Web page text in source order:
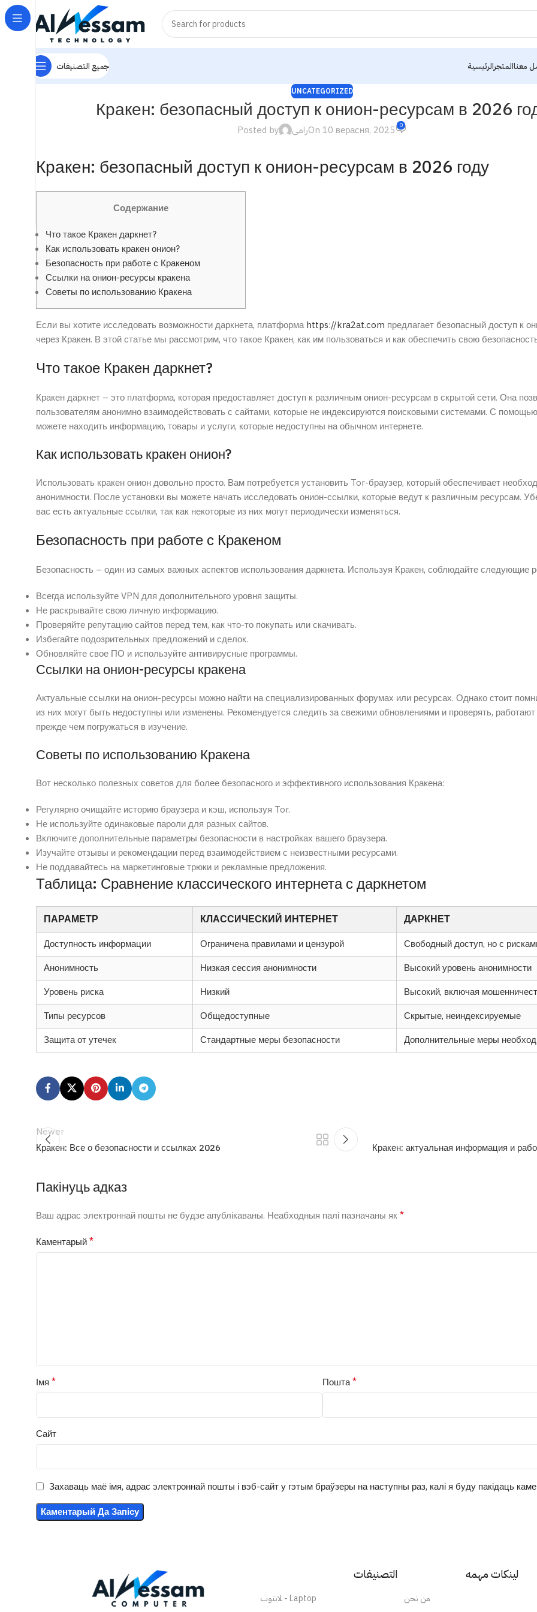
جميع التصنيفات الرئيسيةالمتجرمعنا
UNCATEGORIZED
Кракен: безопасный доступ к онион-ресурсам в 2026
Posted by رامىOn 10 верасня, 2025 0
Кракен: безопасный доступ к онион-ресурсам в 2026 году
Содержание
Что такое Кракен даркнет?
Как использовать кракен онион?
Безопасность при работе с Кракеном
Ссылки на онион-ресурсы кракена
Советы по использованию Кракена
Если вы хотите исследовать возможности даркнета, платформаhttps://kra2at.com предлагает безопасный доступ к
через Кракен. В этой статье мы рассмотрим, что такое Кракен, как им пользоваться и как обеспечить свою
Что такое Кракен даркнет?
Кракен даркнет – это платформа, которая предоставляет доступ к различным онион-ресурсам в скрытой сети. Она
пользователям анонимно взаимодействовать с сайтами, которые не индексируются поисковыми системами. С
можете находить информацию, товары и услуги, которые недоступны на обычном интернете.
Как использовать кракен онион?
Использовать кракен онион довольно просто. Вам потребуется установить Tor-браузер, который обеспечивает
анонимности. После установки вы можете начать исследовать онион-ссылки, которые ведут к различным ресурсам.
вас есть актуальные ссылки, так как некоторые из них могут периодически изменяться.
Безопасность при работе с Кракеном
Безопасность – один из самых важных аспектов использования даркнета. Используя Кракен, соблюдайте следующие
Всегда используйте VPN для дополнительного уровня защиты.
Не раскрывайте свою личную информацию.
Проверяйте репутацию сайтов перед тем, как что-то покупать или скачивать.
Избегайте подозрительных предложений и сделок.
Обновляйте свое ПО и используйте антивирусные программы.
Ссылки на онион-ресурсы кракена
Актуальные ссылки на онион-ресурсы можно найти на специализированных форумах или ресурсах. Однако стоит
из них могут быть недоступны или изменены. Рекомендуется следить за свежими обновлениями и проверять,
прежде чем погружаться в изучение.
Советы по использованию Кракена
Вот несколько полезных советов для более безопасного и эффективного использования Кракена:
Регулярно очищайте историю браузера и кэш, используя Tor.
Не используйте одинаковые пароли для разных сайтов.
Включите дополнительные параметры безопасности в настройках вашего браузера.
Изучайте отзывы и рекомендации перед взаимодействием с неизвестными ресурсами.
Не поддавайтесь на маркетинговые трюки и рекламные предложения.
Таблица: Сравнение классического интернета с даркнетом
ПАРАМЕТР КЛАССИЧЕСКИЙ ИНТЕРНЕТ ДАРКНЕТ
Доступность информации Ограничена правилами и цензурой
Свободный доступ, но с
Анонимность
Низкая сессия анонимности
Высокий уровень анонимности
Уровень риска
Низкий
Высокий, включая
Типы ресурсов
Общедоступные
Скрытые, неиндексируемые
Защита от утечек
Стандартные меры безопасности Дополнительные меры
Newer
Кракен: Все о безопасности и ссылках 2026
Кракен: актуальная информация и
Пакінуць адказ
Ваш адрас электроннай пошты не будзе апублікаваны. Неабходныя палі пазначаны як*
Каментарый*
Імя * Пошта*
Сайт
Захаваць маё імя, адрас электроннай пошты і вэб-сайт у гэтым браўзеры на наступны раз, калі я буду пакідаць
التصنيفات
لابتوب - Laptop
لينكات مهمه
من نحن